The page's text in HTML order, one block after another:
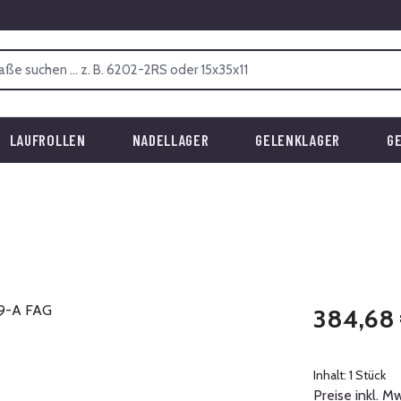
LAUFROLLEN NADELLAGER GELENKLAGER
Regulärer
384,68
Inhalt: 1 Stück
Preise inkl.